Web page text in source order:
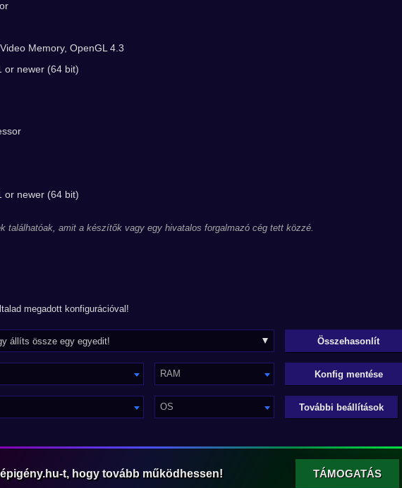
Memory, OpenGL 4.3
or newer (64 bit)
or newer (64 bit)
találhatóak, amit a készítők vagy egy hivatalos forgalmazó cég tett közzé.
megadott konfigurációval!
RAM
OS
Konfig mentése
További beállítások
t, hogy tovább működhessen! TÁMOGATÁS